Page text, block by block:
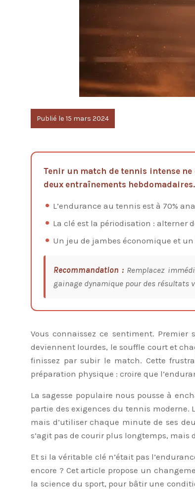
Publié le 15 mars 2024
Tenir un match de tennis intense
deux entraînements hebdomadaires.
L’endurance au tennis est à 70%
La clé est la périodisation : alterner
Un jeu de jambes économique et
Recommandation : Remplacez
gainage dynamique pour des résultats
Vous connaissez ce sentiment.
deviennent lourdes, le souffle court et
finissez par subir le match. Cette
préparation physique : croire que
La sagesse populaire nous pousse à
partie des exigences du tennis
mais d’utiliser chaque minute de ses
s’agit pas de courir plus longtemps, mais
Et si la véritable clé n’était pas
encore ? Cet article propose un
la science du sport, pour bâtir une